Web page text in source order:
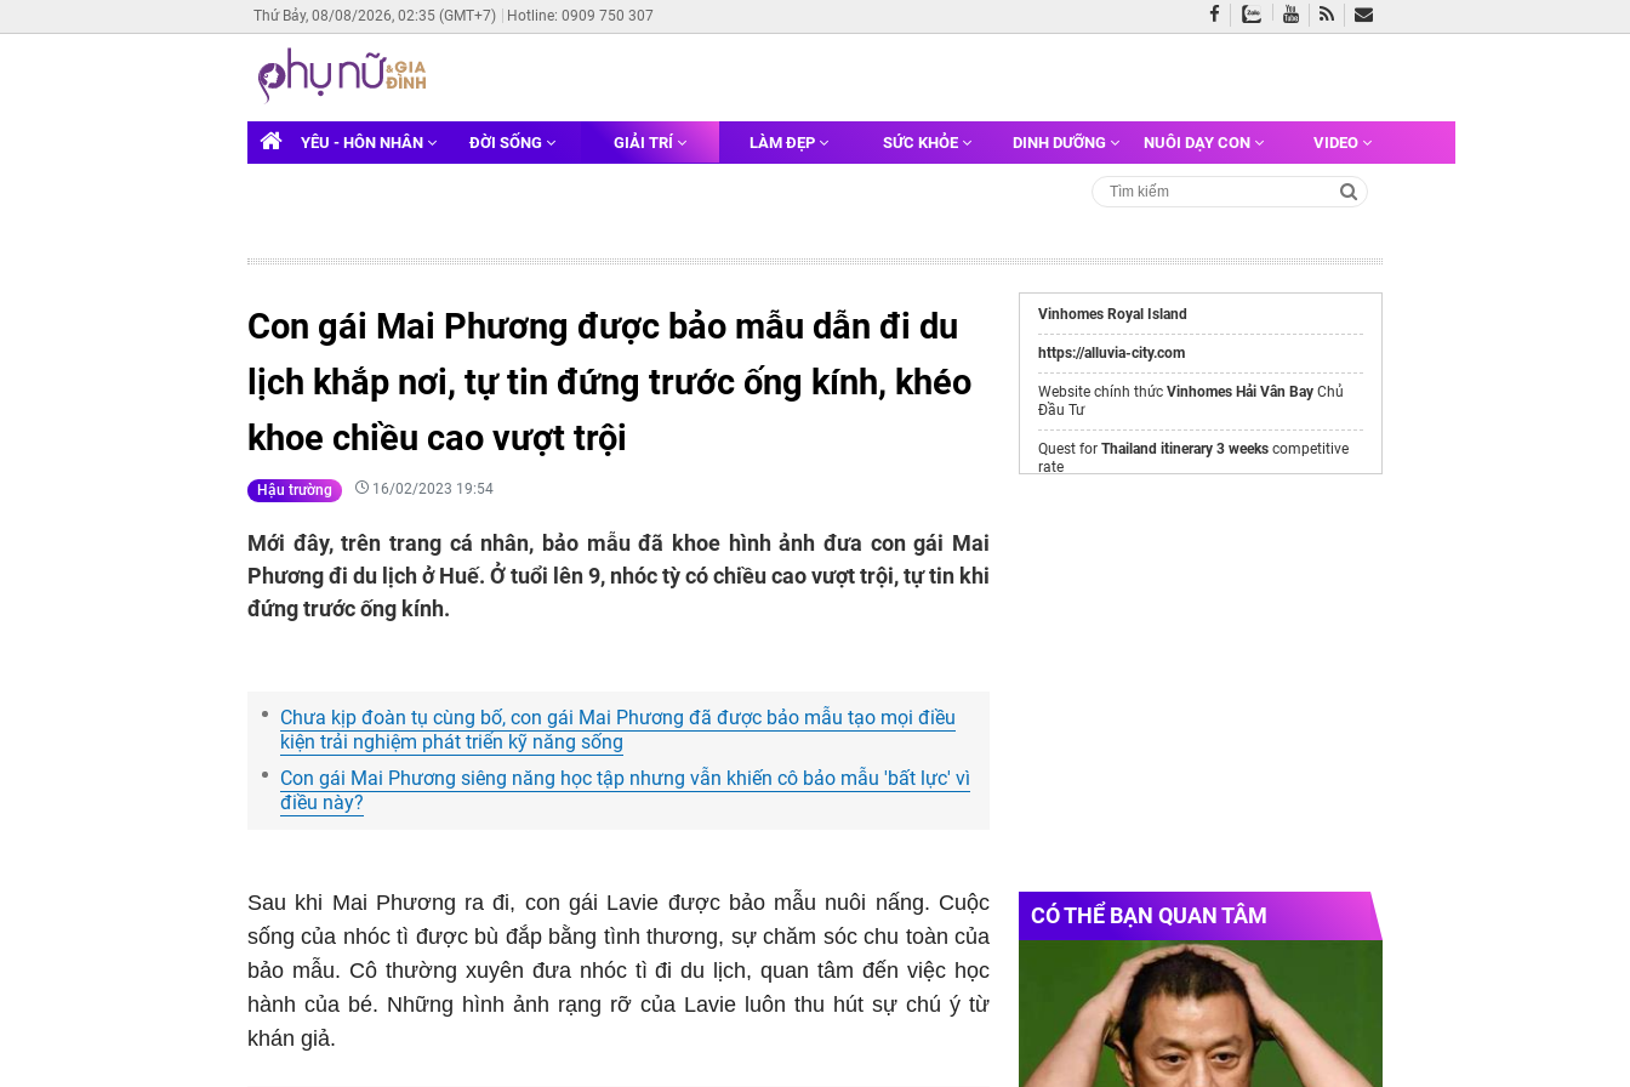
Thứ Bảy, 08/08/2026, 02:35 (GMT+7) Hotline: 0909 750 307
YÊU - HÔN NHÂN ĐỜI SỐNG GIẢI TRÍ LÀM ĐẸP SỨC KHỎE DINH DƯỠNG NUÔI DẠY CON VIDEO
Con gái Mai Phương được bảo mẫu dẫn đi du
lịch khắp nơi, tự tin đứng trước ống kính, khéo
khoe chiều cao vượt trội
Hậu trường 16/02/2023 19:54
Mới đây, trên trang cá nhân, bảo mẫu đã khoe hình ảnh đưa con gái Mai
Phương đi du lịch ở Huế. Ở tuổi lên 9, nhóc tỳ có chiều cao vượt trội, tự tin khi
đứng trước ống kính.
Chưa kịp đoàn tụ cùng bố, con gái Mai Phương đã được bảo mẫu tạo mọi điều
kiện trải nghiệm phát triển kỹ năng sống
Con gái Mai Phương siêng năng học tập nhưng vẫn khiến cô bảo mẫu 'bất lực' vì
điều này?
Sau khi Mai Phương ra đi, con gái Lavie được bảo mẫu nuôi nấng. Cuộc
sống của nhóc tì được bù đắp bằng tình thương, sự chăm sóc chu toàn của
bảo mẫu. Cô thường xuyên đưa nhóc tì đi du lịch, quan tâm đến việc học
hành của bé. Những hình ảnh rạng rỡ của Lavie luôn thu hút sự chú ý từ
khán giả.
Vinhomes Royal Island
https://alluvia-city.com
Website chính thức Vinhomes Hải Vân Bay Chủ
Đầu Tư
Quest for Thailand itinerary 3 weeks competitive
rate
CÓ THỂ BẠN QUAN TÂM